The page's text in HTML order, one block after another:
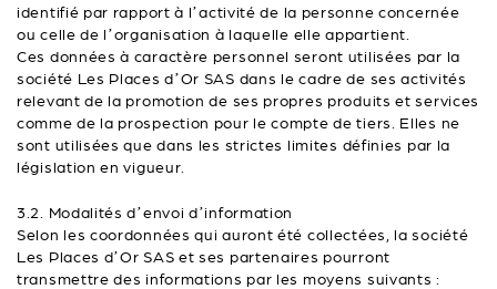
identifié par rapport à l’activité de la personne concernée
ou celle de l’organisation à laquelle elle appartient.
Ces données à caractère personnel seront utilisées par la
société Les Places d’Or SAS dans le cadre de ses activités
relevant de la promotion de ses propres produits et services
comme de la prospection pour le compte de tiers. Elles ne
sont utilisées que dans les strictes limites définies par la
législation en vigueur.
3.2. Modalités d’envoi d’information
Selon les coordonnées qui auront été collectées, la société
Les Places d’Or SAS et ses partenaires pourront
transmettre des informations par les moyens suivants :